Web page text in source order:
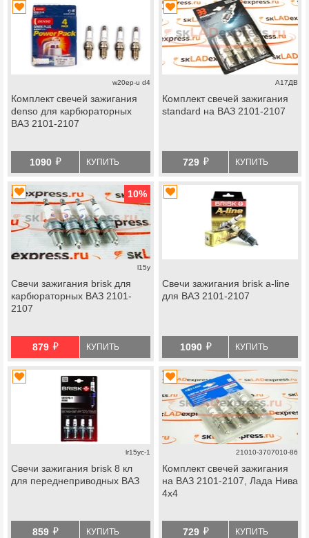
w20ep-u d4
Комплект свечей зажигания
denso для карбюраторных
ВАЗ 2101-2107
1090 й КУПИТЬ
А17ДВ
Комплект свечей зажигания
standard на ВАЗ 2101-2107
729 й КУПИТЬ
10%
l15y
Свечи зажигания brisk для
карбюраторных ВАЗ 2101-
2107
879 й КУПИТЬ
Свечи зажигания brisk a-line
для ВАЗ 2101-2107
1090 й КУПИТЬ
lr15yc-1
Свечи зажигания brisk 8 кл
для переднеприводных ВАЗ
859 й КУПИТЬ
21010-3707010-86
Комплект свечей зажигания
на ВАЗ 2101-2107, Лада Нива
4х4
729 й КУПИТЬ